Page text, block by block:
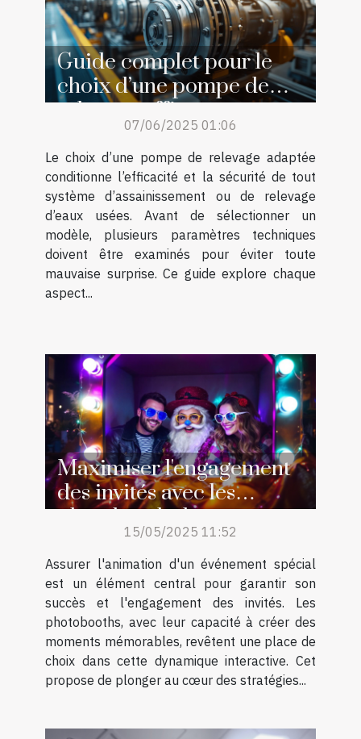
Guide complet pour le
choix d’une pompe de
relevage efficace
07/06/2025 01:06
Le choix d’une pompe de relevage adaptée
conditionne l’efficacité et la sécurité de tout
système d’assainissement ou de relevage
d’eaux usées. Avant de sélectionner un
modèle, plusieurs paramètres techniques
doivent être examinés pour éviter toute
mauvaise surprise. Ce guide explore chaque
aspect...
Maximiser l'engagement
des invités avec les
photobooths lors
d'événements spéciaux
15/05/2025 11:52
Assurer l'animation d'un événement spécial
est un élément central pour garantir son
succès et l'engagement des invités. Les
photobooths, avec leur capacité à créer des
moments mémorables, revêtent une place de
choix dans cette dynamique interactive. Cet
propose de plonger au cœur des stratégies...